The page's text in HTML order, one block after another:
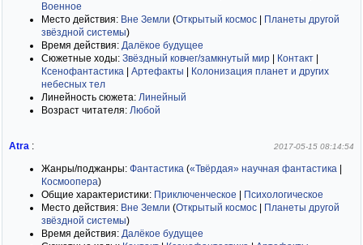
Военное
Место действия: Вне Земли (Открытый космос
Планеты другой
звёздной системы)
Время действия: Далёкое будущее
Сюжетные ходы: Звёздный ковчег/замкнутый мир Контакт
Ксенофантастика
Артефакты
Колонизация планет и других
небесных тел
Линейность сюжета: Линейный
Возраст читателя: Любой
Atra : 2017-05-15 08:14:54
Жанры/поджанры: Фантастика («Твёрдая» научная фантастика
Космоопера)
Общие характеристики: Приключенческое
Психологическое
Место действия: Вне Земли (Открытый космос
Планеты другой
звёздной системы)
Время действия: Далёкое будущее